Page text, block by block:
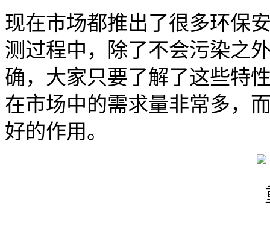
现在市场都推出了很多环保
测过程中，除了不会污染之
确，大家只要了解了这些特
在市场中的需求量非常多，
好的作用。